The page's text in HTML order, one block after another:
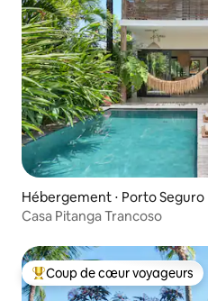
Hébergement ⋅ Porto Seguro
Casa Pitanga Trancoso
Coups de cœur voyageurs les
Coup de cœur voyageurs